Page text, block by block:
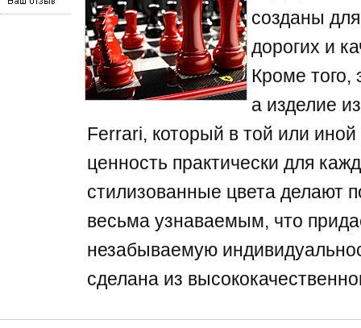
созданы
дорогих и
Кроме того,
а изделие
Ferrari, который в той или иной
ценность практически для
стилизованные цвета делают
весьма узнаваемым, что
незабываемую
сделана из